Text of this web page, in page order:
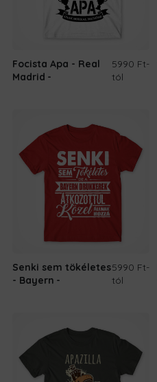
Focista Apa - Real
Madrid
5990 Ft-
tól
Senki sem tökéletes
- Bayern
5990 Ft-
tól